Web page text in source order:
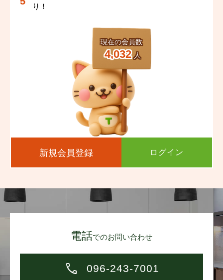
現在の会員数
4,032 人
り！
新規会員登録 ログイン
電話でのお問い合わせ
096-243-7001